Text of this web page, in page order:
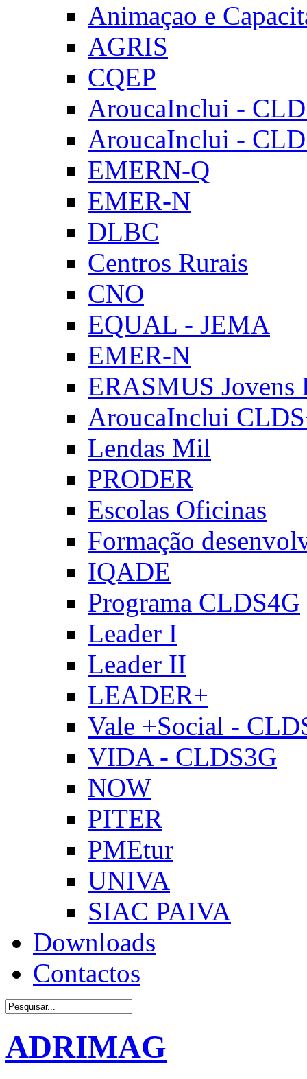
Animaçao e
AGRIS
CQEP
AroucaInclui -
AroucaInclui -
EMERN-Q
EMER-N
DLBC
Centros Rurais
CNO
EQUAL - JEMA
EMER-N
ERASMUS Jovens
AroucaInclui
Lendas Mil
PRODER
Escolas Oficinas
Formação
IQADE
Programa CLDS4G
Leader I
Leader II
LEADER+
Vale +Social -
VIDA - CLDS3G
NOW
PITER
PMEtur
UNIVA
SIAC PAIVA
Downloads
Contactos
ADRIMAG